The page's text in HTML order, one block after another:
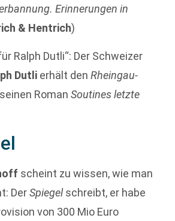
Erinnerungen in
& Hentrich)
Ralph Dutli“: Der Schweizer
Dutli erhält den Rheingau-
Roman Soutines letzte
scheint zu wissen, wie man
DerSpiegelschreibt, er habe
von 300 Mio Euro